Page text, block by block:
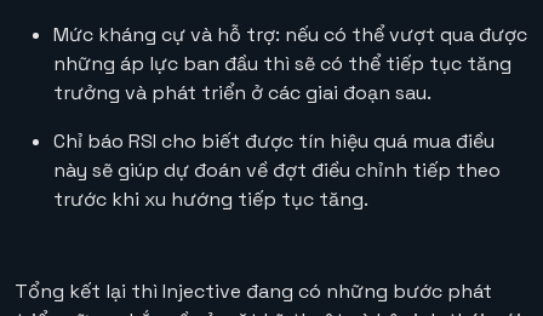
Mức kháng cự và hỗ trợ: nếu có thể vượt qua được
những áp lực ban đầu thì sẽ có thể tiếp tục tăng
trưởng và phát triển ở các giai đoạn sau.
Chỉ báo RSI cho biết được tín hiệu quá mua điều
này sẽ giúp dự đoán về đợt điều chỉnh tiếp theo
trước khi xu hướng tiếp tục tăng.
Tổng kết lại thì Injective đang có những bước phát